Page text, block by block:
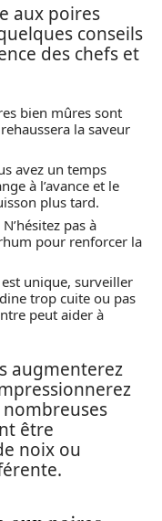
aux poires
conseils
des chefs et
bien mûres sont
la saveur
avez un temps
à l’avance et le
plus tard.
N’hésitez pas à
pour renforcer la
unique, surveiller
trop cuite ou pas
peut aider à
augmenterez
nombreuses
être
noix ou